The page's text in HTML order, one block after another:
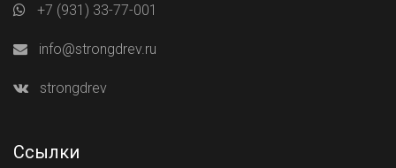
+7 (931) 33-77-001
info@strongdrev.ru
strongdrev
Ссылки